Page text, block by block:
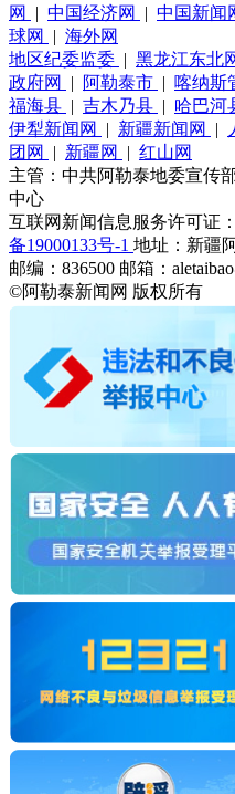
网
| 中国经济网 | 中国新闻
球网
| 海外网
地区纪委监委 | 黑龙江东北
政府网
| 阿勒泰市 | 喀纳斯
福海县 | 吉木乃县 | 哈巴河
伊犁新闻网
| 新疆新闻网 |
团网
| 新疆网 | 红山网
主管：中共阿勒泰地委宣传
中心
互联网新闻信息服务许可证
备19000133号-1 地址：新疆
邮编：836500 邮箱：
©阿勒泰新闻网 版权所有